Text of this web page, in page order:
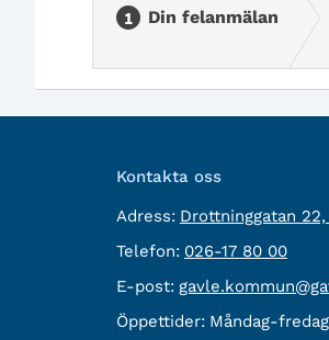
Din felanmälan
Kontakta oss
Adress: besöksadress:
Drottninggatan 22,
Telefon: Telefon:
026-17 80 00
E-post: E-
post:
Öppettider: Måndag-